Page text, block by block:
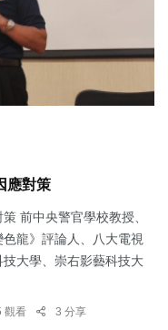
應對策
前中央警官學校教授、
龍》評論人、八大電視
大學、崇右影藝科技大
觀看 3 分享